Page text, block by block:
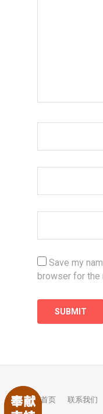
Save my
browser for the
首页 联系我们